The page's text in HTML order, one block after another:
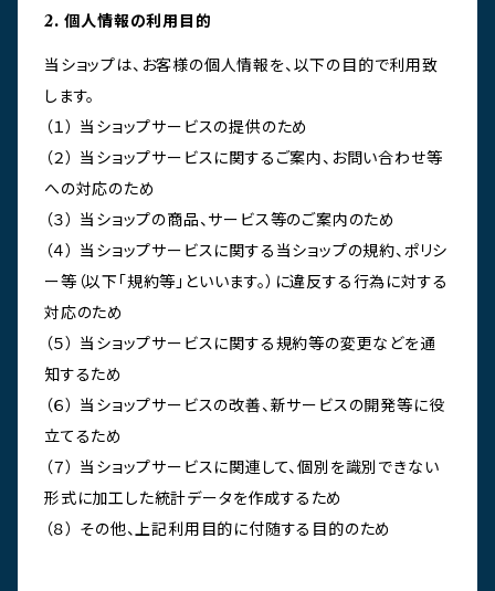
2. 個人情報の利用目的
当ショップは、お客様の個人情報を、以下の目的で利用致
します。
（１） 当ショップサービスの提供のため
（２） 当ショップサービスに関するご案内、お問い合わせ等
への対応のため
（３） 当ショップの商品、サービス等のご案内のため
（４） 当ショップサービスに関する当ショップの規約、ポリシ
ー等（以下「規約等」といいます。）に違反する行為に対する
対応のため
（５） 当ショップサービスに関する規約等の変更などを通
知するため
（６） 当ショップサービスの改善、新サービスの開発等に役
立てるため
（７） 当ショップサービスに関連して、個別を識別できない
形式に加工した統計データを作成するため
（８） その他、上記利用目的に付随する目的のため